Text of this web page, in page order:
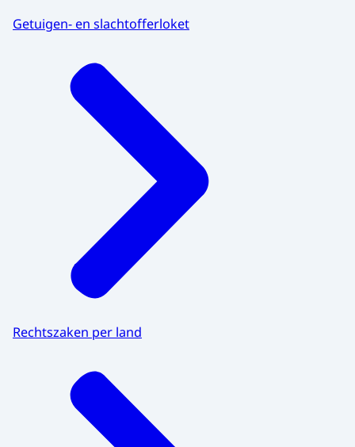
Getuigen- en slachtofferloket
Rechtszaken per land